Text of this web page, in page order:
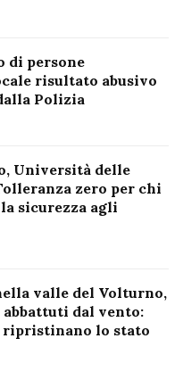
di persone
risultato abusivo
Polizia
Università delle
zero per chi
sicurezza agli
valle del Volturno,
dal vento:
lo stato